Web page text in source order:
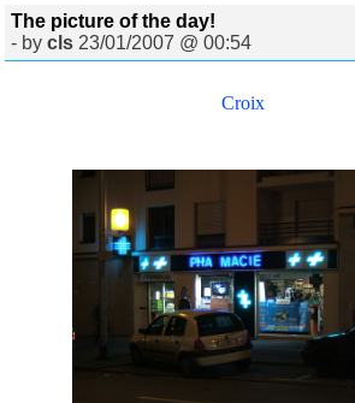
The picture of the day!
- bycls 23/01/2007 @ 00:54
Croix